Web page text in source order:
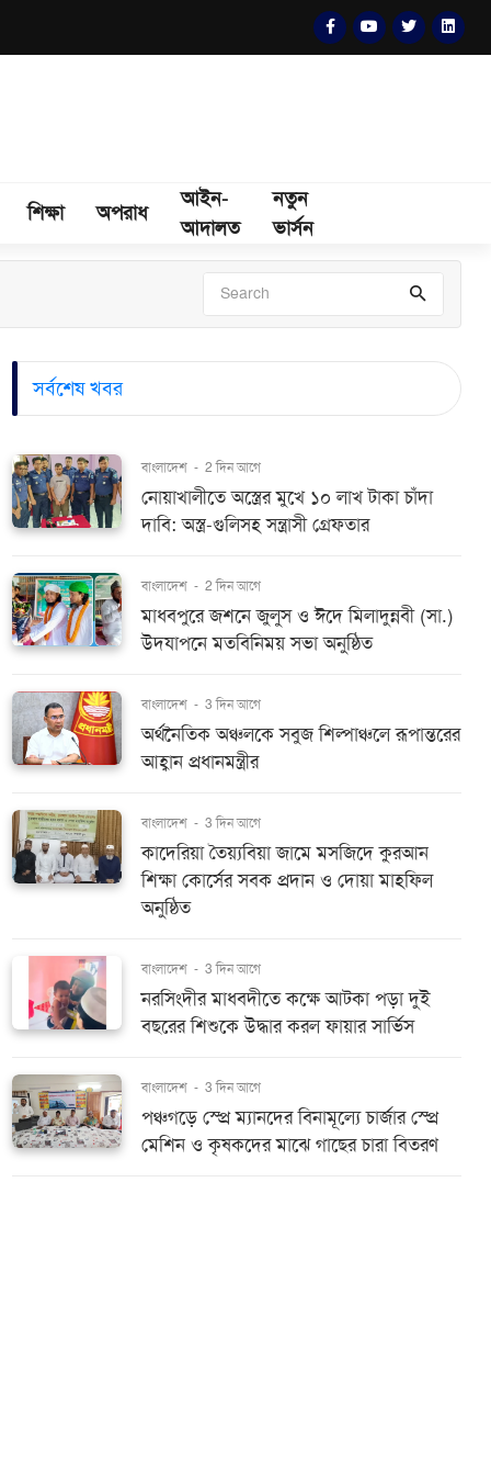
শিক্ষা অপরাধ
আইন-
আদালত
নতুন
ভার্সন
সর্বশেষ খবর
বাংলাদেশ - 2 দিন আগে
নোয়াখালীতে অস্ত্রের মুখে ১০ লাখ টাকা চাঁদা
দাবি: অস্ত্র-গুলিসহ সন্ত্রাসী গ্রেফতার
বাংলাদেশ - 2 দিন আগে
মাধবপুরে জশনে জুলুস ও ঈদে মিলাদুন্নবী (সা.)
উদযাপনে মতবিনিময় সভা অনুষ্ঠিত
বাংলাদেশ - 3 দিন আগে
অর্থনৈতিক অঞ্চলকে সবুজ শিল্পাঞ্চলে রূপান্তরের
আহ্বান প্রধানমন্ত্রীর
বাংলাদেশ - 3 দিন আগে
কাদেরিয়া তৈয়্যবিয়া জামে মসজিদে কুরআন
শিক্ষা কোর্সের সবক প্রদান ও দোয়া মাহফিল
অনুষ্ঠিত
বাংলাদেশ - 3 দিন আগে
নরসিংদীর মাধবদীতে কক্ষে আটকা পড়া দুই
বছরের শিশুকে উদ্ধার করল ফায়ার সার্ভিস
বাংলাদেশ - 3 দিন আগে
পঞ্চগড়ে স্প্রে ম্যানদের বিনামূল্যে চার্জার স্প্রে
মেশিন ও কৃষকদের মাঝে গাছের চারা বিতরণ